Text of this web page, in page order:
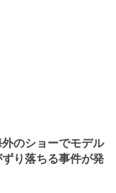
外のショーでモデル
り落ちる事件が発